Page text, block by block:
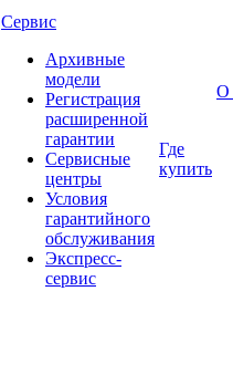
Сервис
Архивные
модели
Регистрация
расширенной
гарантии
Сервисные
центры
Условия
гарантийного
обслуживания
Экспресс-
сервис
Где
купить
О